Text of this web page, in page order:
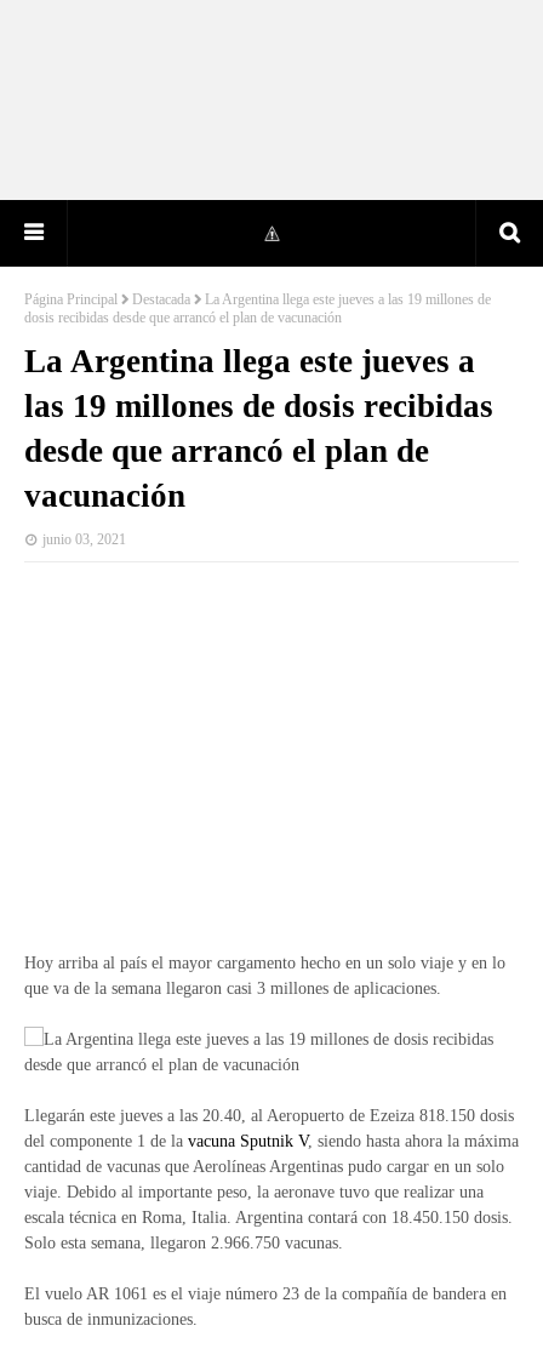
Página Principal Destacada
La Argentina llega este jueves a las 19 millones de
dosis recibidas desde que arrancó el plan de vacunación
La Argentina llega este jueves a
las 19 millones de dosis recibidas
desde que arrancó el plan de
vacunación
junio 03, 2021
Hoy arriba al país el mayor cargamento hecho en un solo viaje y en lo
que va de la semana llegaron casi 3 millones de aplicaciones.
Llegarán este jueves a las 20.40, al Aeropuerto de Ezeiza 818.150 dosis
del componente 1 de la vacuna Sputnik V, siendo hasta ahora la máxima
cantidad de vacunas que Aerolíneas Argentinas pudo cargar en un solo
viaje. Debido al importante peso, la aeronave tuvo que realizar una
escala técnica en Roma, Italia. Argentina contará con 18.450.150 dosis.
Solo esta semana, llegaron 2.966.750 vacunas.
El vuelo AR 1061 es el viaje número 23 de la compañía de bandera en
busca de inmunizaciones.